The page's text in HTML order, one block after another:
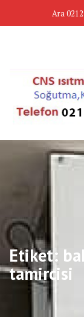
Ara
Etiket:
tamircisi